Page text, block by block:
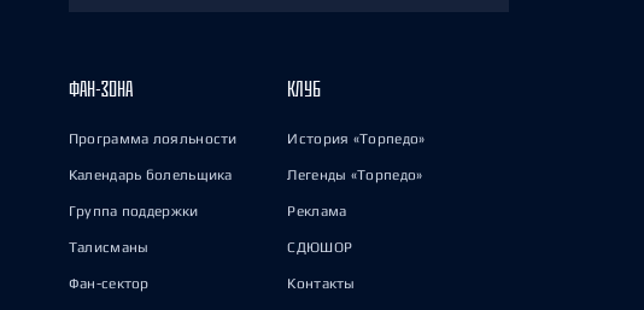
ФАН-ЗОНА
Программа лояльности
Календарь болельщика
Группа поддержки
Талисманы
Фан-сектор
КЛУБ
История «Торпедо»
Легенды «Торпедо»
Реклама
СДЮШОР
Контакты